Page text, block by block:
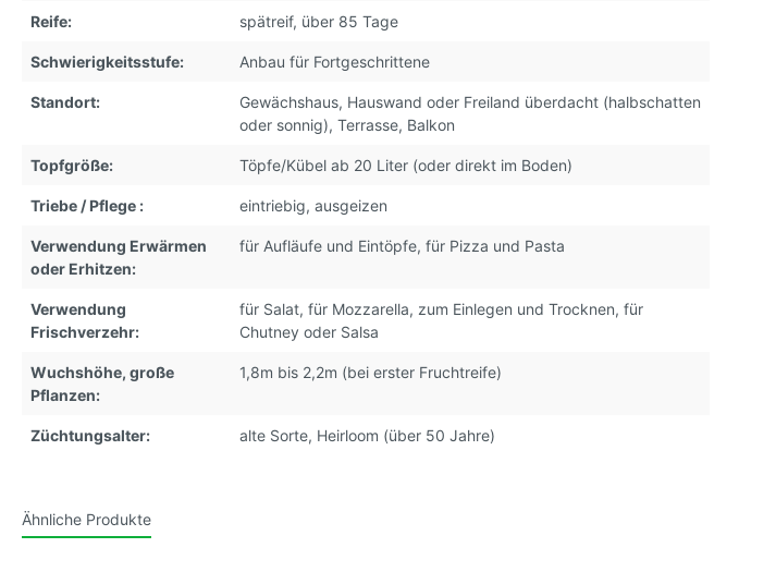
Reife: spätreif, über 85 Tage
Schwierigkeitsstufe: Anbau für Fortgeschrittene
Standort: Gewächshaus, Hauswand oder Freiland überdacht (halbschatten
oder sonnig), Terrasse, Balkon
Topfgröße: Töpfe/Kübel ab 20 Liter (oder direkt im Boden)
Triebe / Pflege : eintriebig, ausgeizen
Verwendung Erwärmen
oder Erhitzen:
für Aufläufe und Eintöpfe, für Pizza und Pasta
Verwendung
Frischverzehr:
für Salat, für Mozzarella, zum Einlegen und Trocknen, für
Chutney oder Salsa
Wuchshöhe, große
Pflanzen:
1,8m bis 2,2m (bei erster Fruchtreife)
Züchtungsalter: alte Sorte, Heirloom (über 50 Jahre)
Ähnliche Produkte